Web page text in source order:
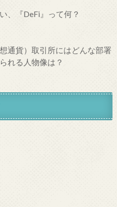
、『DeFi』って何？
通貨）取引所にはどんな部署
れる人物像は？